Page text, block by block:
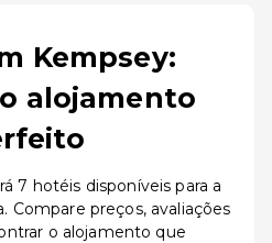
Kempsey:
alojamento
7 hotéis disponíveis para a
Compare preços, avaliações
o alojamento que